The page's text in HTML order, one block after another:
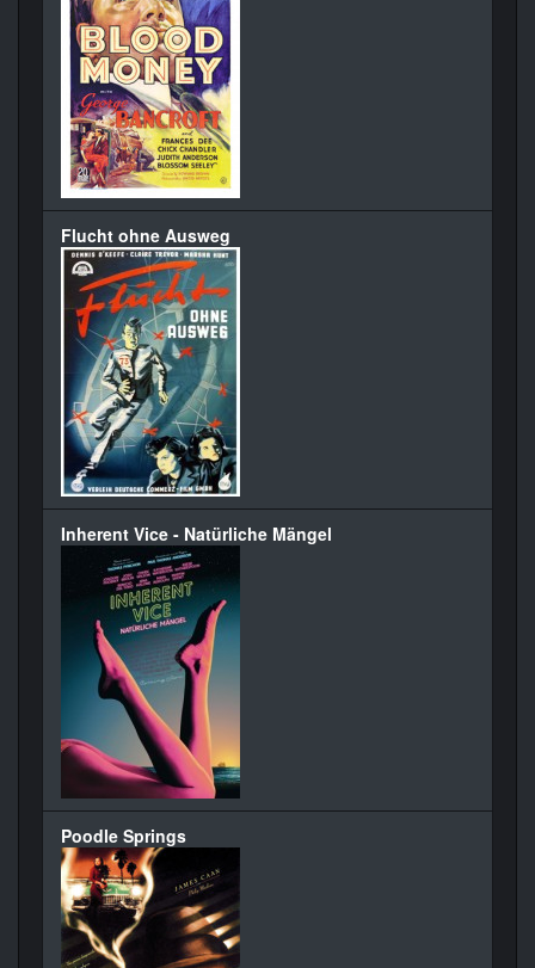
Flucht ohne Ausweg
Inherent Vice - Natürliche Mängel
Poodle Springs